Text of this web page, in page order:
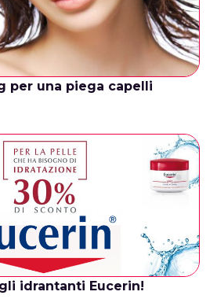
per una piega capelli
idrantanti Eucerin!